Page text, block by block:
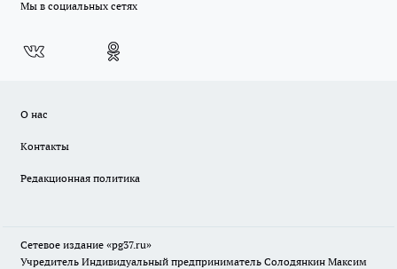
Мы в социальных сетях
О нас
Контакты
Редакционная политика
Сетевое издание «pg37.ru»
Учредитель Индивидуальный предприниматель Солодянкин Максим